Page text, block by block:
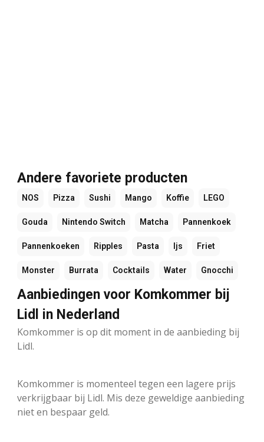
Andere favoriete producten
NOS Pizza Sushi Mango Koffie LEGO
Gouda Nintendo Switch Matcha Pannenkoek
Pannenkoeken Ripples Pasta Ijs Friet
Monster Burrata Cocktails Water Gnocchi
Aanbiedingen voor Komkommer bij
Lidl in Nederland
Komkommer is op dit moment in de aanbieding bij
Lidl.
Komkommer is momenteel tegen een lagere prijs
verkrijgbaar bij Lidl. Mis deze geweldige aanbieding
niet en bespaar geld.